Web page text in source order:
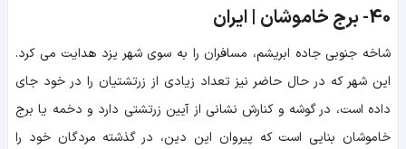
40- برج خاموشان | ایران
شاخه جنوبی جاده ابریشم، مسافران را به سوی شهر یزد هدایت می کرد.
این شهر که در حال حاضر نیز تعداد زیادی از زرتشتیان را در خود جای
داده است، در گوشه و کنارش نشانی از آیین زرتشتی دارد و دخمه یا برج
خاموشان بنایی است که پیروان این دین، در گذشته مردگان خود را